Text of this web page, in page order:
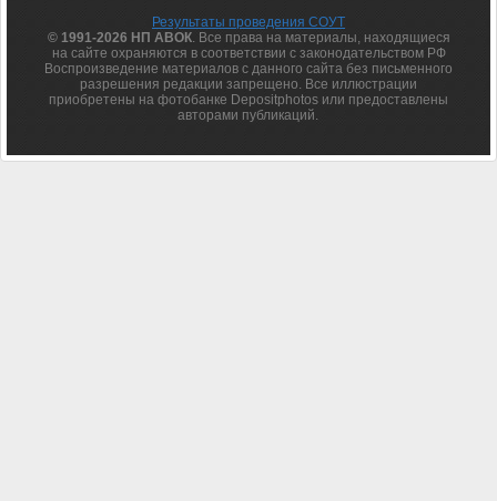
Результаты проведения СОУТ
© 1991-2026 НП АВОК. Все права на материалы, находящиеся
на сайте охраняются в соответствии с законодательством РФ
Воспроизведение материалов с данного сайта без письменного
разрешения редакции запрещено. Все иллюстрации
приобретены на фотобанке Depositphotos или предоставлены
авторами публикаций.